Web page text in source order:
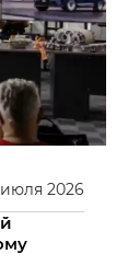
июля 2026